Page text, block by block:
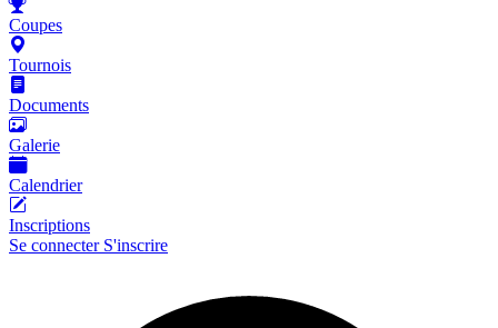
Coupes
Tournois
Documents
Galerie
Calendrier
Inscriptions
Se connecter S'inscrire